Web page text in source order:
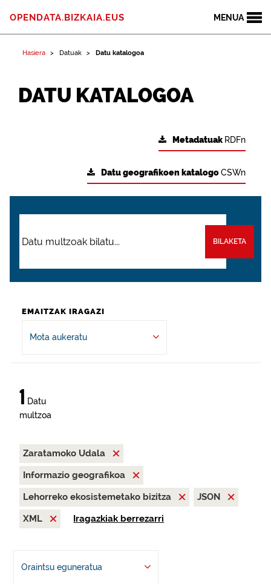
MENUA
OPENDATA.BIZKAIA.EUS
Hasiera Datuak Datu katalogoa
DATU KATALOGOA
Metadatuak RDFn
Datu geografikoen katalogoCSWn
BILAKETA
EMAITZAK IRAGAZI
Mota aukeratu
1 Datu
multzoa
Zaratamoko Udala
Informazio geografikoa
Lehorreko ekosistemetako bizitza
JSON
XML
Iragazkiak berrezarri
Oraintsu eguneratua